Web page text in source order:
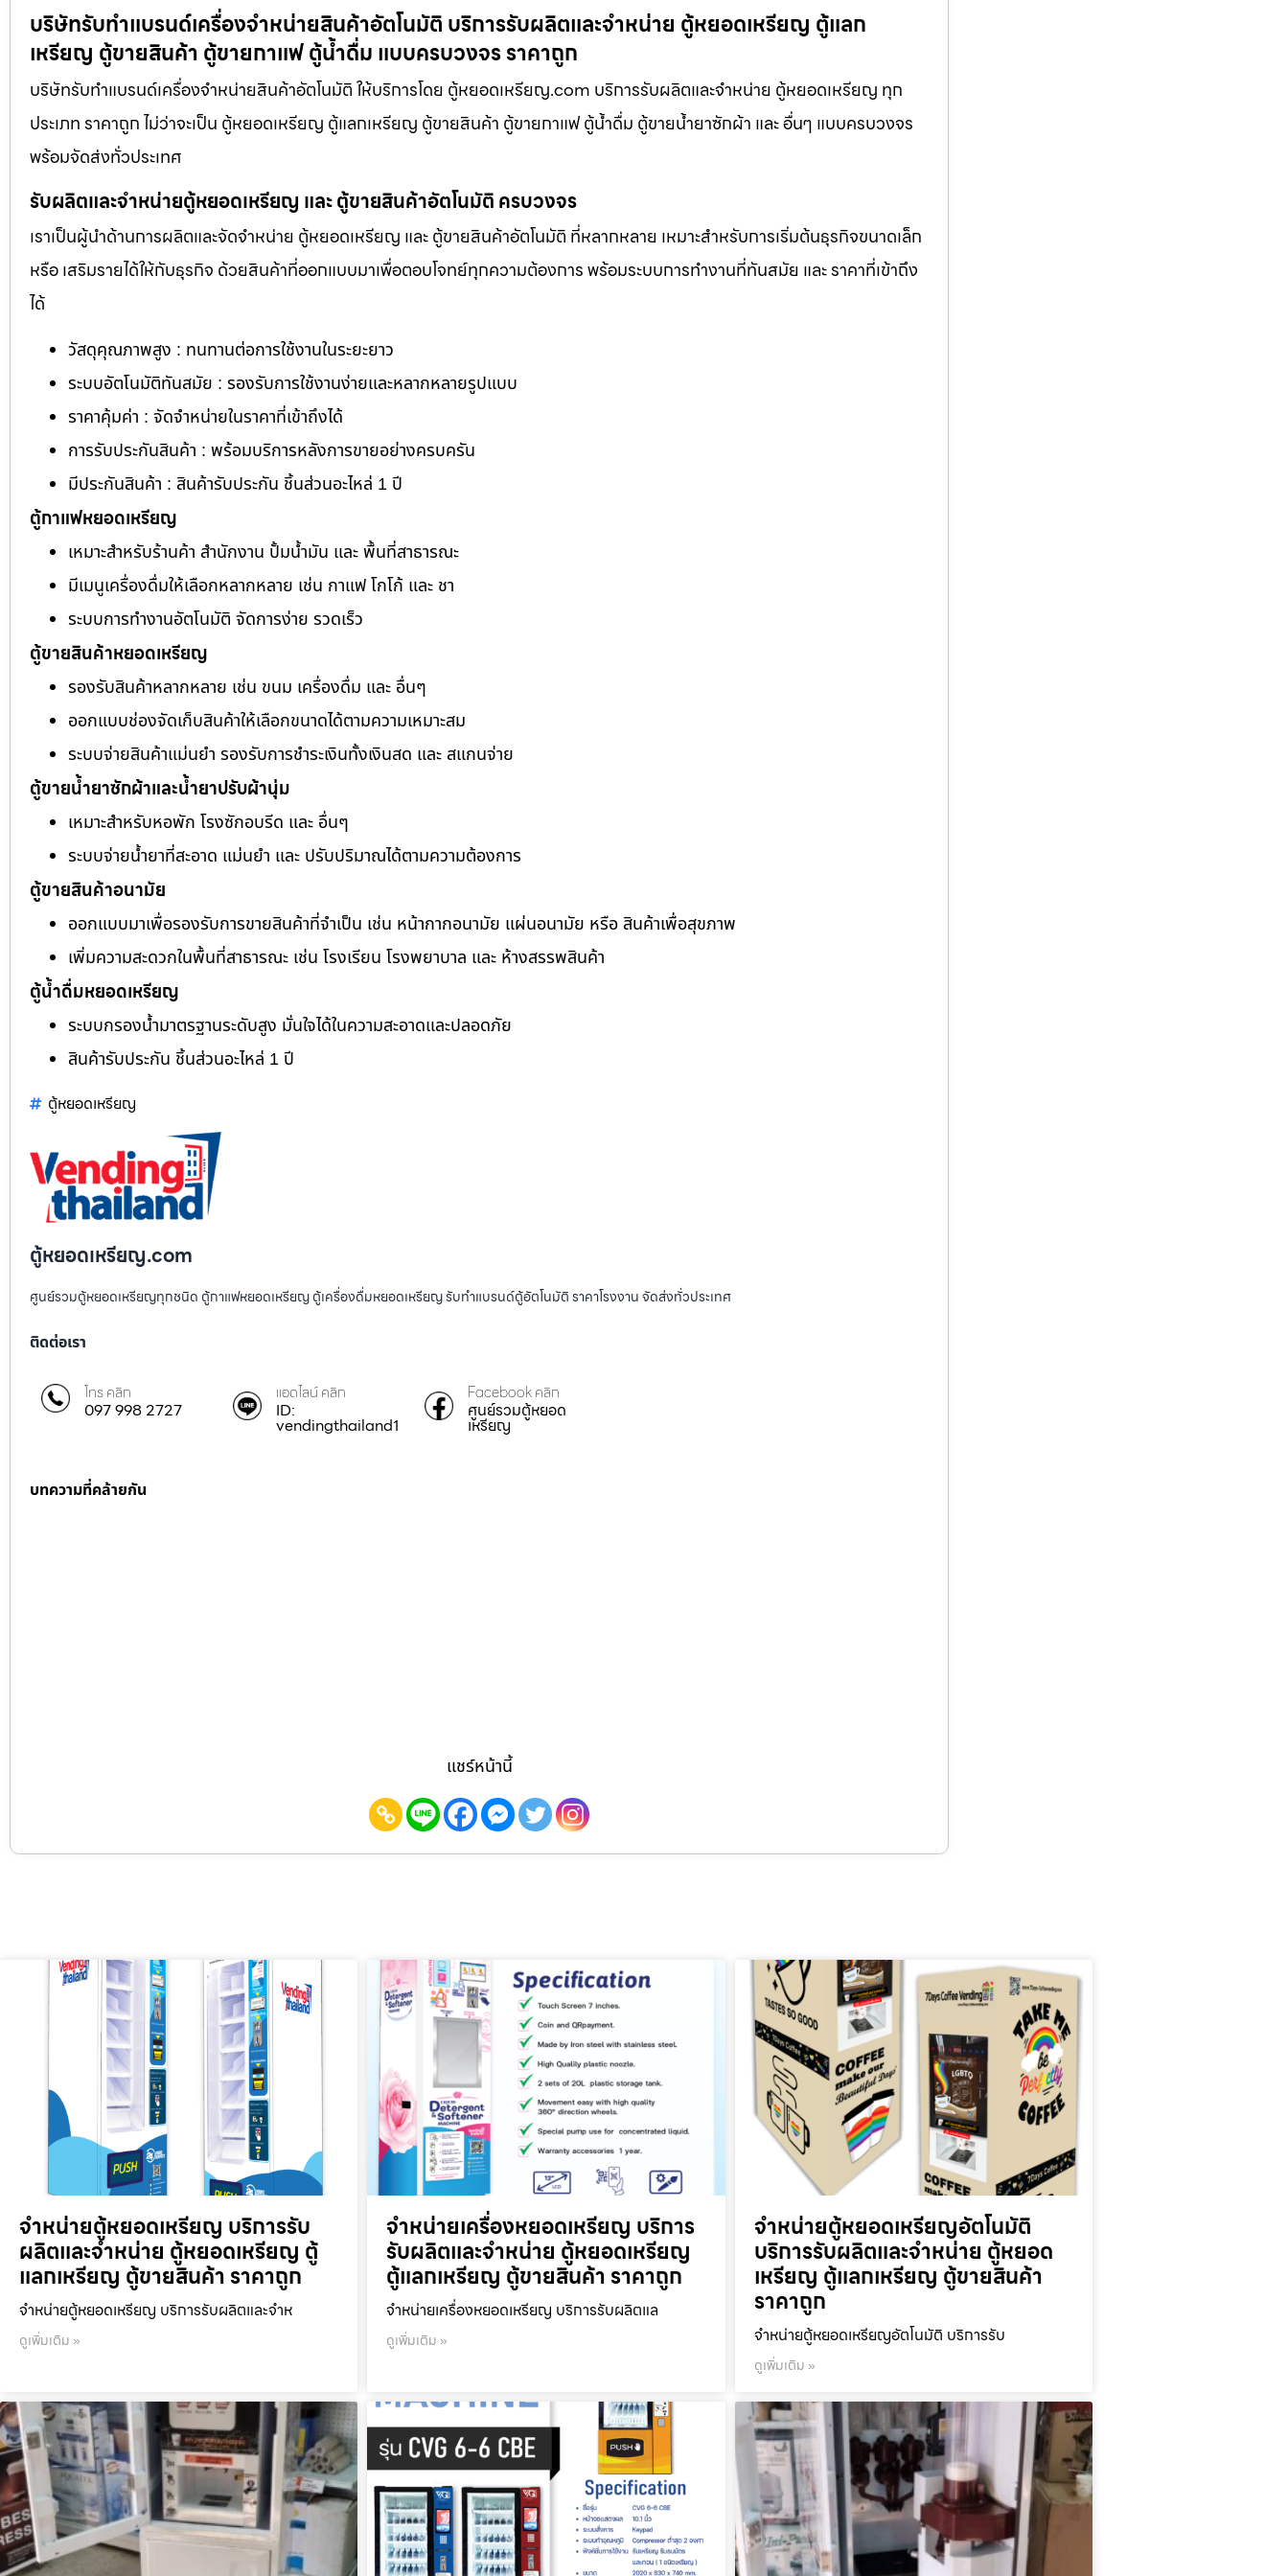
บริษัทรับทำแบรนด์เครื่องจำหน่ายสินค้า​อัตโนมัติ บริการรับผลิตและจำหน่าย ตู้หยอดเหรียญ ตู้แลก
เหรียญ ตู้ขายสินค้า ตู้ขายกาแฟ ตู้น้ำดื่ม แบบครบวงจร ราคาถูก
บริษัทรับทำแบรนด์เครื่องจำหน่ายสินค้า​อัตโนมัติ ให้บริการโดย ตู้หยอดเหรียญ.com บริการรับผลิตและจำหน่าย ตู้หยอดเหรียญ ทุก
ประเภท ราคาถูก ไม่ว่าจะเป็น ตู้หยอดเหรียญ ตู้แลกเหรียญ ตู้ขายสินค้า ตู้ขายกาแฟ ตู้น้ำดื่ม ตู้ขายน้ำยาซักผ้า และ อื่นๆ แบบครบวงจร
พร้อมจัดส่งทั่วประเทศ
รับผลิตและจำหน่ายตู้หยอดเหรียญ และ ตู้ขายสินค้าอัตโนมัติ ครบวงจร
เราเป็นผู้นำด้านการผลิตและจัดจำหน่าย ตู้หยอดเหรียญ และ ตู้ขายสินค้าอัตโนมัติ ที่หลากหลาย เหมาะสำหรับการเริ่มต้นธุรกิจขนาดเล็ก
หรือ เสริมรายได้ให้กับธุรกิจ ด้วยสินค้าที่ออกแบบมาเพื่อตอบโจทย์ทุกความต้องการ พร้อมระบบการทำงานที่ทันสมัย และ ราคาที่เข้าถึง
ได้
วัสดุคุณภาพสูง : ทนทานต่อการใช้งานในระยะยาว
ระบบอัตโนมัติทันสมัย : รองรับการใช้งานง่ายและหลากหลายรูปแบบ
ราคาคุ้มค่า : จัดจำหน่ายในราคาที่เข้าถึงได้
การรับประกันสินค้า : พร้อมบริการหลังการขายอย่างครบครัน
มีประกันสินค้า : สินค้ารับประกัน ชิ้นส่วนอะไหล่ 1 ปี
ตู้กาแฟหยอดเหรียญ
เหมาะสำหรับร้านค้า สำนักงาน ปั้มน้ำมัน และ พื้นที่สาธารณะ
มีเมนูเครื่องดื่มให้เลือกหลากหลาย เช่น กาแฟ โกโก้ และ ชา
ระบบการทำงานอัตโนมัติ จัดการง่าย รวดเร็ว
ตู้ขายสินค้าหยอดเหรียญ
รองรับสินค้าหลากหลาย เช่น ขนม เครื่องดื่ม และ อื่นๆ
ออกแบบช่องจัดเก็บสินค้าให้เลือกขนาดได้ตามความเหมาะสม
ระบบจ่ายสินค้าแม่นยำ รองรับการชำระเงินทั้งเงินสด และ สแกนจ่าย
ตู้ขายน้ำยาซักผ้าและน้ำยาปรับผ้านุ่ม
เหมาะสำหรับหอพัก โรงซักอบรีด และ อื่นๆ
ระบบจ่ายน้ำยาที่สะอาด แม่นยำ และ ปรับปริมาณได้ตามความต้องการ
ตู้ขายสินค้าอนามัย
ออกแบบมาเพื่อรองรับการขายสินค้าที่จำเป็น เช่น หน้ากากอนามัย แผ่นอนามัย หรือ สินค้าเพื่อสุขภาพ
เพิ่มความสะดวกในพื้นที่สาธารณะ เช่น โรงเรียน โรงพยาบาล และ ห้างสรรพสินค้า
ตู้น้ำดื่มหยอดเหรียญ
ระบบกรองน้ำมาตรฐานระดับสูง มั่นใจได้ในความสะอาดและปลอดภัย
สินค้ารับประกัน ชิ้นส่วนอะไหล่ 1 ปี
ตู้หยอดเหรียญ
ตู้หยอดเหรียญ.com
ศูนย์รวมตู้หยอดเหรียญทุกชนิด ตู้กาแฟหยอดเหรียญ ตู้เครื่องดื่มหยอดเหรียญ รับทำแบรนด์ตู้อัตโนมัติ ราคาโรงงาน จัดส่งทั่วประเทศ
ติดต่อเรา
โทร คลิก
097 998 2727
แอดไลน์ คลิก
ID:
vendingthailand1
Facebook คลิก
ศูนย์รวมตู้หยอด
เหรียญ
บทความที่คล้ายกัน
แชร์หน้านี้
จำหน่ายตู้หยอดเหรียญ บริการรับ
ผลิตและจำหน่าย ตู้หยอดเหรียญ ตู้
แลกเหรียญ ตู้ขายสินค้า ราคาถูก
จำหน่ายตู้หยอดเหรียญ บริการรับผลิตและจำห
ดูเพิ่มเติม »
จำหน่ายเครื่องหยอดเหรียญ บริการ
รับผลิตและจำหน่าย ตู้หยอดเหรียญ
ตู้แลกเหรียญ ตู้ขายสินค้า ราคาถูก
จำหน่ายเครื่องหยอดเหรียญ บริการรับผลิตแล
ดูเพิ่มเติม »
จำหน่ายตู้หยอดเหรียญ​อัตโนมัติ
บริการรับผลิตและจำหน่าย ตู้หยอด
เหรียญ ตู้แลกเหรียญ ตู้ขายสินค้า
ราคาถูก
จำหน่ายตู้หยอดเหรียญ​อัตโนมัติ บริการรับ
ดูเพิ่มเติม »